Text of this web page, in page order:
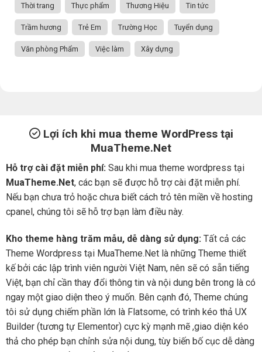
Thời trang Thực phẩm Thương Hiệu Tin tức
Trầm hương Trẻ Em Trường Học Tuyển dụng
Văn phòng Phẩm Việc làm Xây dựng
Lợi ích khi mua theme WordPress tại
MuaTheme.Net
Hỗ trợ cài đặt miễn phí: Sau khi mua theme wordpress tại
MuaTheme.Net, các bạn sẽ được hỗ trợ cài đặt miễn phí.
Nếu bạn chưa trỏ hoặc chưa biết cách trỏ tên miền về hosting
cpanel, chúng tôi sẽ hỗ trợ bạn làm điều này.
Kho theme hàng trăm mẫu, dễ dàng sử dụng: Tất cả các
Theme Wordpress tại MuaTheme.Net là những Theme thiết
kế bởi các lập trình viên người Việt Nam, nên sẽ có sẵn tiếng
Việt, bạn chỉ cần thay đổi thông tin và nội dung bên trong là có
ngay một giao diện theo ý muốn. Bên cạnh đó, Theme chúng
tôi sử dụng chiếm phần lớn là Flatsome, có trình kéo thả UX
Builder (tương tự Elementor) cực kỳ mạnh mẽ ,giao diện kéo
thả cho phép bạn chỉnh sửa nội dung, tùy biến bố cục dễ dàng